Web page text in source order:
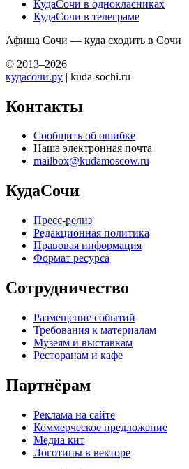
КудаСочи в однокласниках
КудаСочи в телеграме
Афиша Сочи — куда сходить в Сочи
© 2013–2026
кудасочи.ру | kuda-sochi.ru
Контакты
Сообщить об ошибке
Наша электронная почта
mailbox@kudamoscow.ru
КудаСочи
Пресс-релиз
Редакционная политика
Правовая информация
Формат ресурса
Сотрудничество
Размещение событий
Требования к материалам
Музеям и выставкам
Ресторанам и кафе
Партнёрам
Реклама на сайте
Коммерческое предложение
Медиа кит
Логотипы в векторе